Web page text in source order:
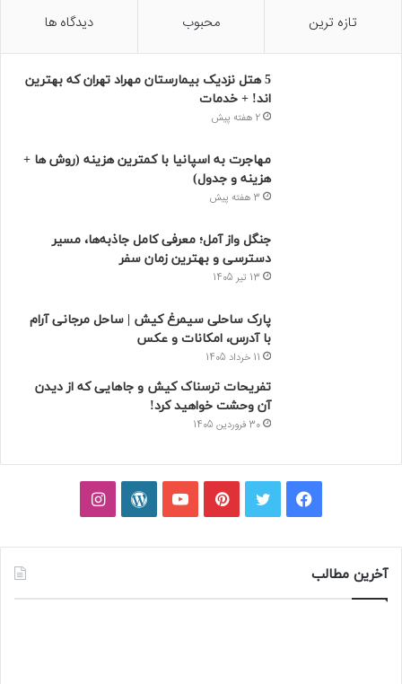
تازه ترین محبوب دیدگاه ها
5 هتل نزدیک بیمارستان مهراد تهران که بهترین‌
اند! + خدمات
2 هفته پیش
مهاجرت به اسپانیا با کمترین هزینه (روش ها +
هزینه و جدول)
3 هفته پیش
جنگل واز آمل؛ معرفی کامل جاذبه‌ها، مسیر
دسترسی و بهترین زمان سفر
13 تیر 1405
پارک ساحلی سیمرغ کیش | ساحل مرجانی آرام
با آدرس، امکانات و عکس
11 خرداد 1405
تفریحات ترسناک کیش و جاهایی که از دیدن
آن وحشت خواهید کرد!
30 فروردین 1405
فیسبوکتوییترپینتریستیوتیوبوردپرساینستاگرام
آخرین مطالب